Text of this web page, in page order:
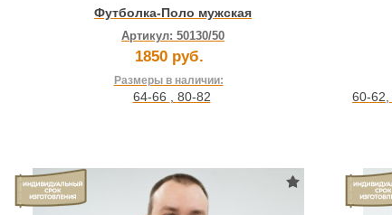
Футболка-Поло мужская
Артикул: 50130/50
1850 руб.
Размеры в наличии:
64-66 , 80-82 60-62,